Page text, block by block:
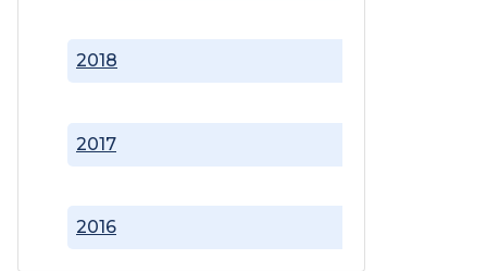
2016
2017
2018